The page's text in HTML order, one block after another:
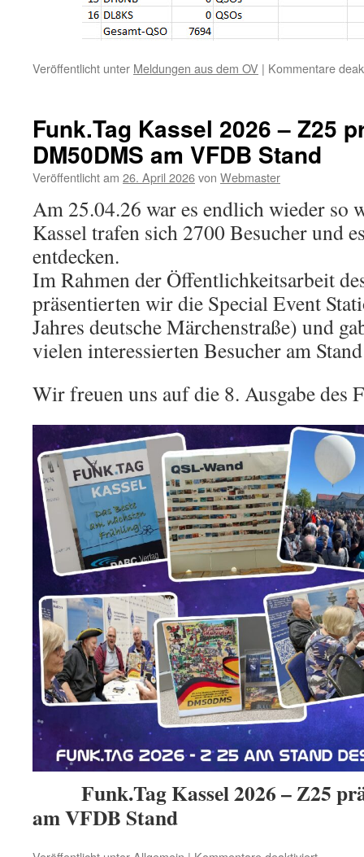
Veröffentlicht unter Meldungen aus dem OV | Kommentare
Funk.Tag Kassel 2026 – Z25
DM50DMS am VFDB Stand
Veröffentlicht am 26. April 2026von Webmaster
Am 25.04.26 war es endlich wieder so
Kassel trafen sich 2700 Besucher und
entdecken.
Im Rahmen der Öffentlichkeitsarbeit
präsentierten wir die Special Event
Jahres deutsche Märchenstraße) und
vielen interessierten Besucher am
Wir freuen uns auf die 8. Ausgabe des
Funk.Tag Kassel 2026 – Z25
am VFDB Stand